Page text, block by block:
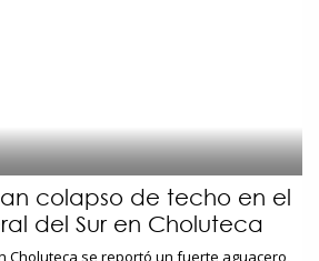
colapso de techo en el
del Sur en Choluteca
Choluteca se reportó un fuerte aguacero,